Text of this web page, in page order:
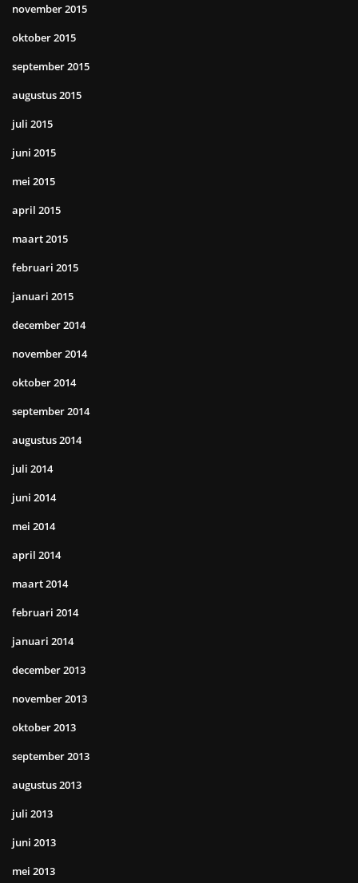
november 2015
oktober 2015
september 2015
augustus 2015
juli 2015
juni 2015
mei 2015
april 2015
maart 2015
februari 2015
januari 2015
december 2014
november 2014
oktober 2014
september 2014
augustus 2014
juli 2014
juni 2014
mei 2014
april 2014
maart 2014
februari 2014
januari 2014
december 2013
november 2013
oktober 2013
september 2013
augustus 2013
juli 2013
juni 2013
mei 2013